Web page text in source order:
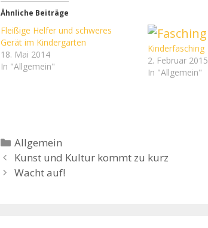
Ähnliche Beiträge
Fleißige Helfer und schweres
Gerät im Kindergarten
18. Mai 2014
In "Allgemein"
Kinderfasching
2. Februar 2015
In "Allgemein"
Kategorien
Allgemein
Kunst und Kultur kommt zu kurz
Wacht auf!